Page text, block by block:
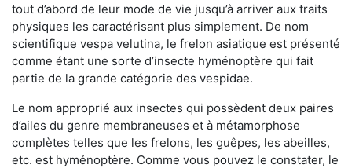
tout d’abord de leur mode de vie jusqu’à arriver aux traits
physiques les caractérisant plus simplement. De nom
scientifique vespa velutina, le frelon asiatique est présenté
comme étant une sorte d’insecte hyménoptère qui fait
partie de la grande catégorie des vespidae.
Le nom approprié aux insectes qui possèdent deux paires
d’ailes du genre membraneuses et à métamorphose
complètes telles que les frelons, les guêpes, les abeilles,
etc. est hyménoptère. Comme vous pouvez le constater, le